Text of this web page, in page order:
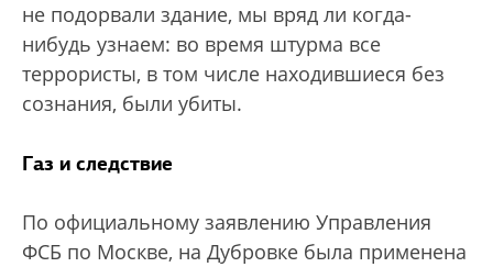
не подорвали здание, мы вряд ли когда-
нибудь узнаем: во время штурма все
террористы, в том числе находившиеся без
сознания, были убиты.
Газ и следствие
По официальному заявлению Управления
ФСБ по Москве, на Дубровке была применена